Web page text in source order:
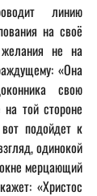
линию
на своё
не на
«Она
свою
той стороне
подойдет к
одинокой
мерцающий
«Христос